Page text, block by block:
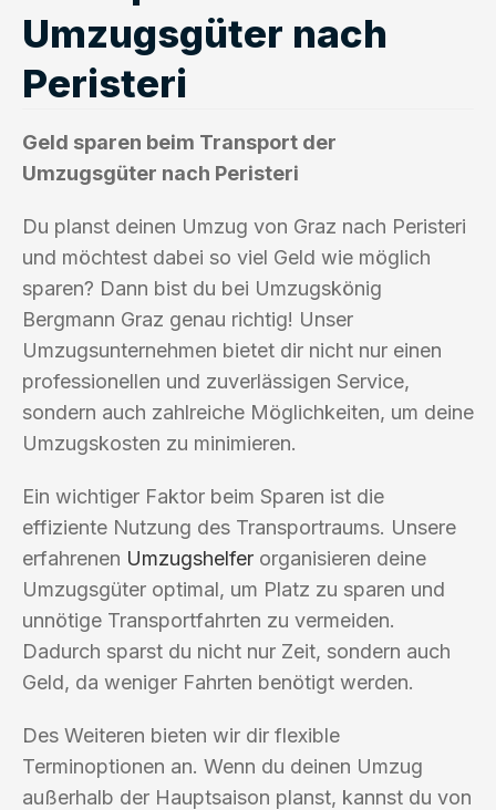
Umzugsgüter nach
Peristeri
Geld sparen beim Transport der
Umzugsgüter nach Peristeri
Du planst deinen Umzug von Graz nach Peristeri
und möchtest dabei so viel Geld wie möglich
sparen? Dann bist du bei Umzugskönig
Bergmann Graz genau richtig! Unser
Umzugsunternehmen bietet dir nicht nur einen
professionellen und zuverlässigen Service,
sondern auch zahlreiche Möglichkeiten, um deine
Umzugskosten zu minimieren.
Ein wichtiger Faktor beim Sparen ist die
effiziente Nutzung des Transportraums. Unsere
erfahrenen Umzugshelfer organisieren deine
Umzugsgüter optimal, um Platz zu sparen und
unnötige Transportfahrten zu vermeiden.
Dadurch sparst du nicht nur Zeit, sondern auch
Geld, da weniger Fahrten benötigt werden.
Des Weiteren bieten wir dir flexible
Terminoptionen an. Wenn du deinen Umzug
außerhalb der Hauptsaison planst, kannst du von